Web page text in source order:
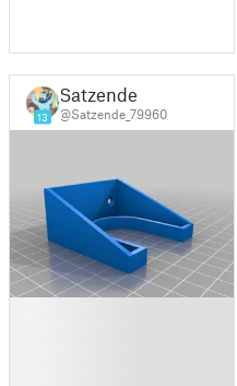
13
Satzende
@Satzende_79960